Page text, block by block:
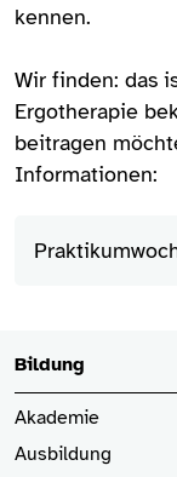
kennen.
Wir finden: das
Ergotherapie
beitragen
Informationen:
Bildung
Akademie
Ausbildung